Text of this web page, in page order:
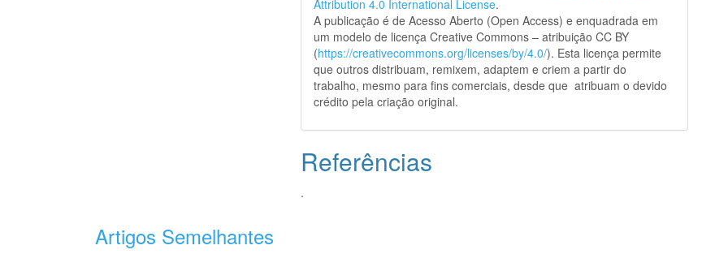
Attribution 4.0 International License.
A publicação é de Acesso Aberto (Open Access) e enquadrada em
um modelo de licença Creative Commons – atribuição CC BY
(https://creativecommons.org/licenses/by/4.0/). Esta licença permite
que outros distribuam, remixem, adaptem e criem a partir do
trabalho, mesmo para fins comerciais, desde que atribuam o devido
crédito pela criação original.
Referências
.
Artigos Semelhantes